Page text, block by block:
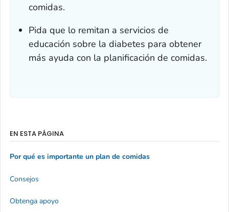
comidas.
Pida que lo remitan a servicios de
educación sobre la diabetes para obtener
más ayuda con la planificación de comidas.
EN ESTA PÁGINA
Por qué es importante un plan de comidas
Consejos
Obtenga apoyo